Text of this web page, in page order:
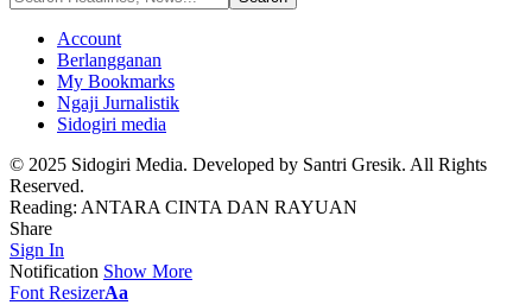
Account
Berlangganan
My Bookmarks
Ngaji Jurnalistik
Sidogiri media
© 2025 Sidogiri Media. Developed by Santri Gresik. All Rights
Reserved.
Reading: ANTARA CINTA DAN RAYUAN
Share
Sign In
Notification Show More
Font ResizerAa